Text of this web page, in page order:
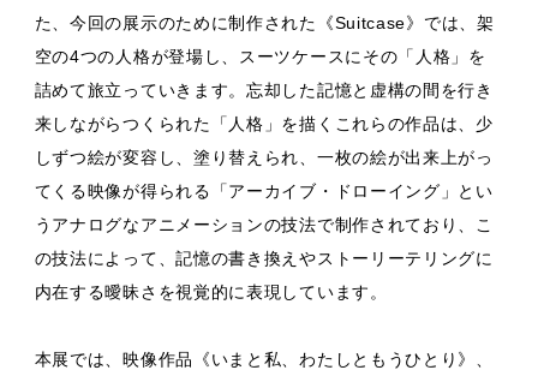
た、今回の展示のために制作された《Suitcase》では、架
空の4つの人格が登場し、スーツケースにその「人格」を
詰めて旅立っていきます。忘却した記憶と虚構の間を行き
来しながらつくられた「人格」を描くこれらの作品は、少
しずつ絵が変容し、塗り替えられ、一枚の絵が出来上がっ
てくる映像が得られる「アーカイブ・ドローイング」とい
うアナログなアニメーションの技法で制作されており、こ
の技法によって、記憶の書き換えやストーリーテリングに
内在する曖昧さを視覚的に表現しています。
本展では、映像作品《いまと私、わたしともうひとり》、